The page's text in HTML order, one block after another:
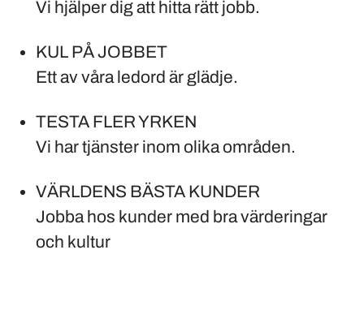
Vi hjälper dig att hitta rätt jobb.
KUL PÅ JOBBET
Ett av våra ledord är glädje.
TESTA FLER YRKEN
Vi har tjänster inom olika områden.
VÄRLDENS BÄSTA KUNDER
Jobba hos kunder med bra värderingar
och kultur